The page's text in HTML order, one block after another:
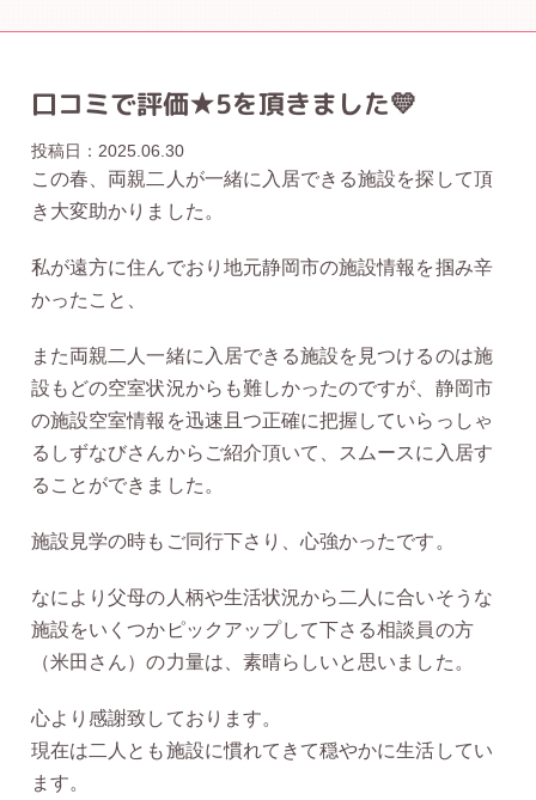
口コミで評価★5を頂きました💛
投稿日：2025.06.30
この春、両親二人が一緒に入居できる施設を探して頂
き大変助かりました。
私が遠方に住んでおり地元静岡市の施設情報を掴み辛
かったこと、
また両親二人一緒に入居できる施設を見つけるのは施
設もどの空室状況からも難しかったのですが、静岡市
の施設空室情報を迅速且つ正確に把握していらっしゃ
るしずなびさんからご紹介頂いて、スムースに入居す
ることができました。
施設見学の時もご同行下さり、心強かったです。
なにより父母の人柄や生活状況から二人に合いそうな
施設をいくつかピックアップして下さる相談員の方
（米田さん）の力量は、素晴らしいと思いました。
心より感謝致しております。
現在は二人とも施設に慣れてきて穏やかに生活してい
ます。